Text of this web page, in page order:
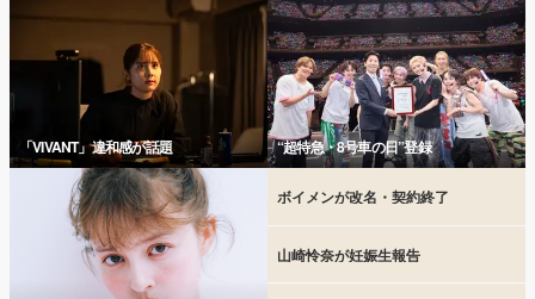
「VIVANT」違和感が話題 “超特急・8号車の日”登録
ボイメンが改名・契約終了
山崎怜奈が妊娠生報告